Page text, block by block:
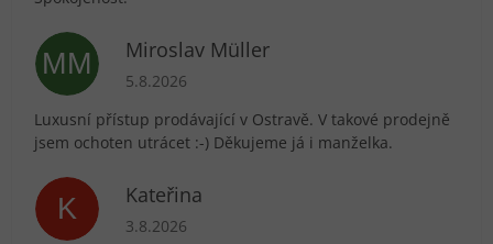
MM Miroslav Müller
Hodnocení obchodu je 5 z 5 hvězdiček.
5.8.2026
Luxusní přístup prodávající v Ostravě. V takové prodejně
jsem ochoten utrácet :-) Děkujeme já i manželka.
K Kateřina
Hodnocení obchodu je 5 z 5 hvězdiček.
3.8.2026